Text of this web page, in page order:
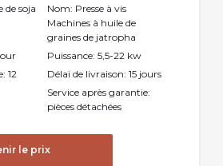
de soja
Nom: Presse à vis
Machines à huile de
graines de jatropha
Puissance: 5,5-22 kw
12
Délai de livraison: 15 jours
Service après garantie:
pièces détachées
le prix